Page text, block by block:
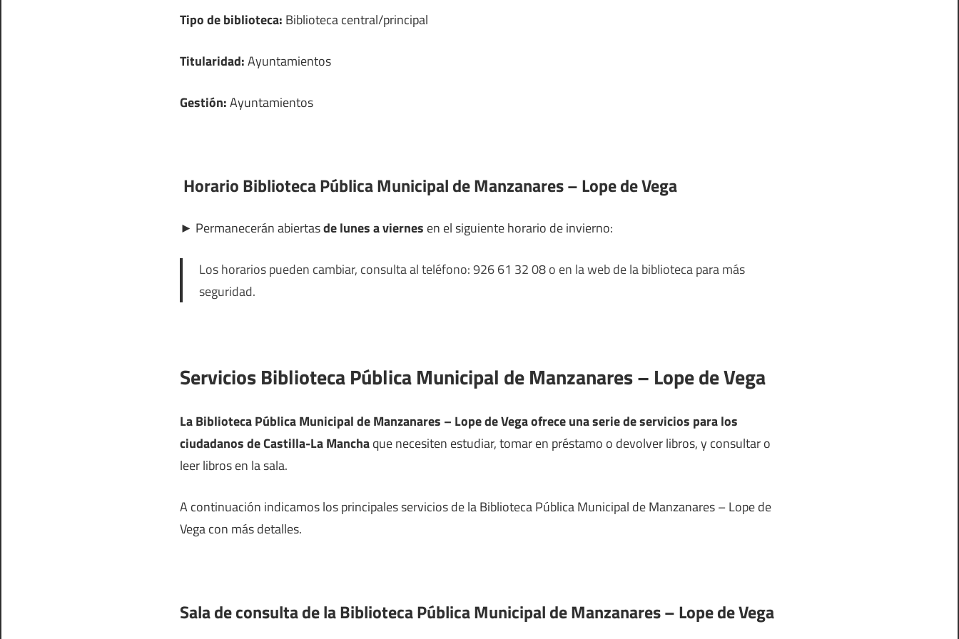
Tipo de biblioteca: Biblioteca central/principal
Titularidad:Ayuntamientos
Gestión:Ayuntamientos
Horario Biblioteca Pública Municipal de Manzanares – Lope de Vega
► Permanecerán abiertasde lunes a viernes en el siguiente horario de invierno:
Los horarios pueden cambiar, consulta al teléfono: 926 61 32 08 o en la web de la biblioteca para más
seguridad.
Servicios Biblioteca Pública Municipal de Manzanares – Lope de Vega
La Biblioteca Pública Municipal de Manzanares – Lope de Vega ofrece una serie de servicios para los
ciudadanos de Castilla-La Manchaque necesiten estudiar, tomar en préstamo o devolver libros, y consultar o
leer libros en la sala.
A continuación indicamos los principales servicios de la Biblioteca Pública Municipal de Manzanares – Lope de
Vega con más detalles.
Sala de consulta de la Biblioteca Pública Municipal de Manzanares – Lope de Vega